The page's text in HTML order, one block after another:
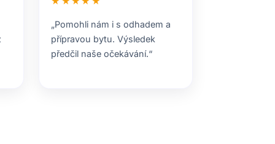
„Pomohli nám i s odhadem a
přípravou bytu. Výsledek
předčil naše očekávání.“